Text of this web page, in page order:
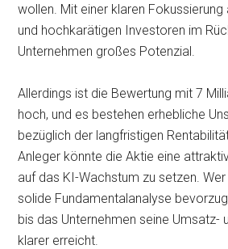
wollen. Mit einer klaren
und hochkarätigen Investoren im
Unternehmen großes Potenzial.
Allerdings ist die Bewertung mit 7
hoch, und es bestehen erhebliche
bezüglich der langfristigen
Anleger könnte die Aktie eine
auf das KI-Wachstum zu setzen.
solide Fundamentalanalyse
bis das Unternehmen seine Umsatz-
klarer erreicht.